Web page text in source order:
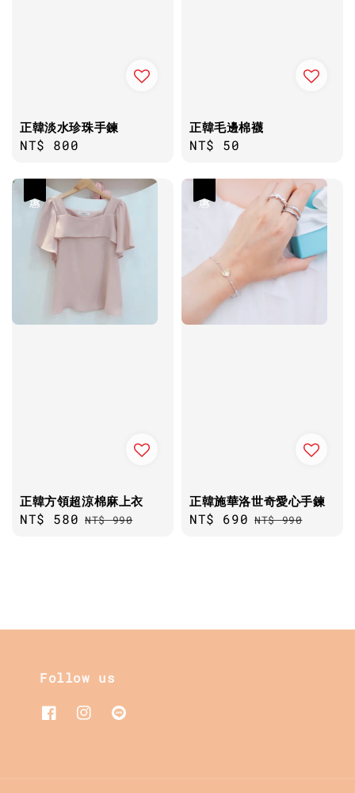
正韓淡水珍珠手鍊
Regular
NT$ 800
正韓毛邊棉襪
Regular
NT$ 50
正韓方領超涼棉麻上衣
Sale
NT$ 580 Regular
NT$ 990
正韓施華洛世奇愛心手鍊
Sale
NT$ 690 Regular
NT$ 990
Follow us